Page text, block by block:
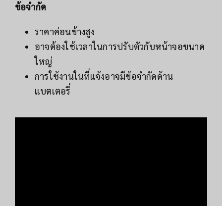
ข้อจำกัด
ราคาค่อนข้างสูง
อาจต้องใช้เวลาในการปรับตัวกับหน้าจอขนาด
ใหญ่
การใช้งานในที่แจ้งอาจมีข้อจำกัดด้าน
แบตเตอรี่